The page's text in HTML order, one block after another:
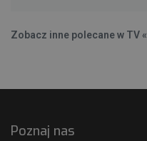
Zobacz inne polecane w TV «
Poznaj nas